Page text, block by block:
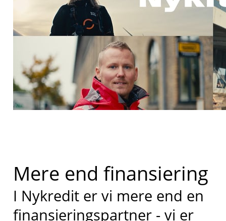
Mere end finansiering
I Nykredit er vi mere end en
finansieringspartner - vi er